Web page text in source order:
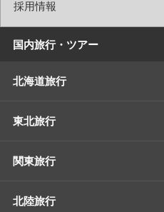
採用情報
国内旅行・ツアー
北海道旅行
東北旅行
関東旅行
北陸旅行